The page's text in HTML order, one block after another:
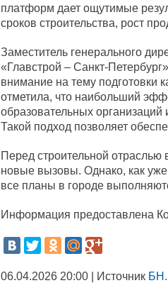
платформ дает ощутимые
сроков строительства, рост
Заместитель генерального
«Главстрой – Санкт-
внимание на тему подготовки
отметила, что наибольший
образовательных
Такой подход позволяет
Перед строительной отраслью
новые вызовы. Однако, как
все планы в городе
Информация предоставлена
06.04.2026 20:00 | Источник